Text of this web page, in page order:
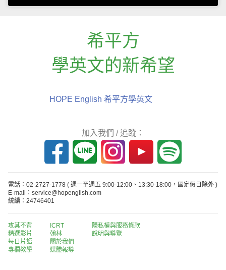
希平方
學英文的新希望
HOPE English 希平方學英文
加入我們 / 追蹤：
電話：02-2727-1778 ( 週一至週五 9:00-12:00、13:30-18:00，國定假日除外 )
E-mail：service@hopenglish.com
統編：24746401
攻其不背
精選影片
每日片語
專欄教學
ICRT
翰林
關於我們
媒體報導
隱私權與服務條款
說明與導覽